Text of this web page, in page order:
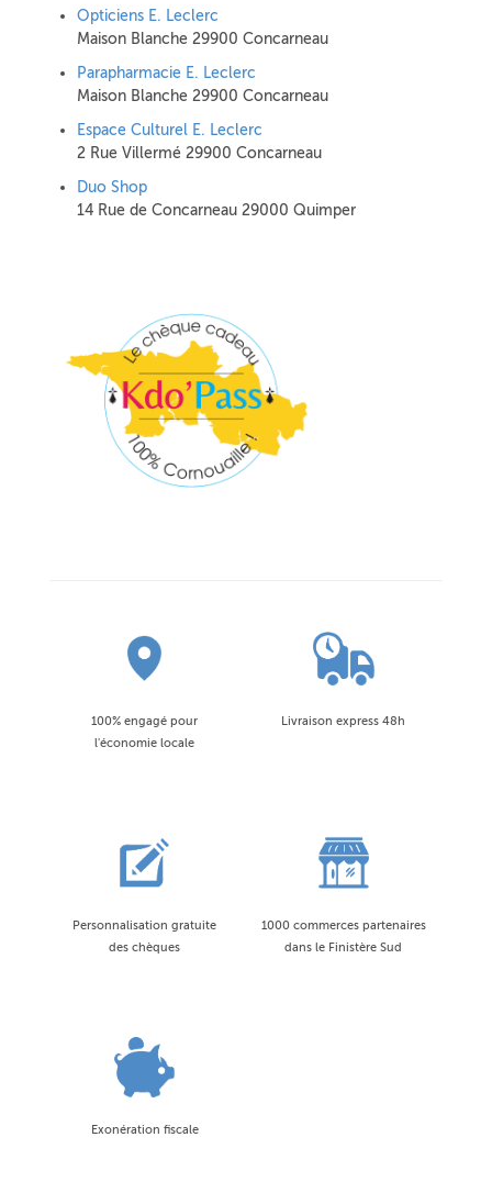
Opticiens E. Leclerc
Maison Blanche 29900 Concarneau
Parapharmacie E. Leclerc
Maison Blanche 29900 Concarneau
Espace Culturel E. Leclerc
2 Rue Villermé 29900 Concarneau
Duo Shop
14 Rue de Concarneau 29000 Quimper
100% engagé pour
l'économie locale
Livraison express 48h
Personnalisation gratuite
des chèques
1000 commerces partenaires
dans le Finistère Sud
Exonération fiscale